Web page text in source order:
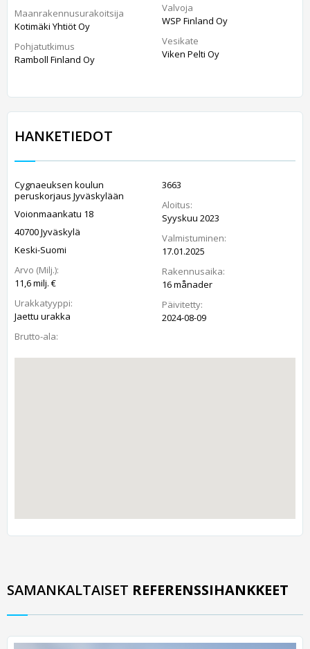
Maanrakennusurakoitsija
Kotimäki Yhtiöt Oy
Pohjatutkimus
Ramboll Finland Oy
Valvoja
WSP Finland Oy
Vesikate
Viken Pelti Oy
HANKETIEDOT
Cygnaeuksen koulun
peruskorjaus Jyväskylään
Voionmaankatu 18
40700 Jyväskylä
Keski-Suomi
Arvo (Milj.):
11,6 milj. €
Urakkatyyppi:
Jaettu urakka
Brutto-ala:
3663
Aloitus:
Syyskuu 2023
Valmistuminen:
17.01.2025
Rakennusaika:
16 månader
Päivitetty:
2024-08-09
SAMANKALTAISET REFERENSSIHANKKEET